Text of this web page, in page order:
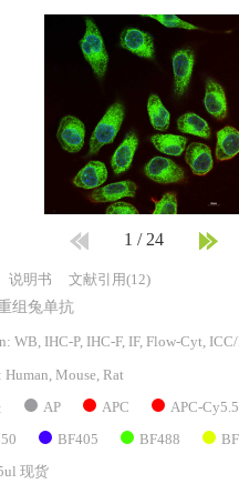
1 /24
说明书 文献引用(12)
组兔单抗
WB, IHC-P, IHC-F, IF, Flow-Cyt,
Human, Mouse, Rat
AP APC APC-Cy5.5
BF405 BF488
现货